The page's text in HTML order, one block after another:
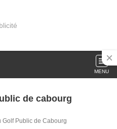
MENU
de cabourg
Public de Cabourg